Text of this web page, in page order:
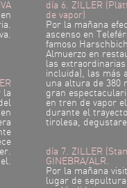
la
día 6. ZILLER
de vapor)
Por la mañana
ascenso en
famoso
Almuerzo en
las
incluida), las más
una altura de 380
gran
en tren de vapor
durante el
tirolesa,
día 7. ZILLER
GINEBRA/ALR.
Por la mañana
lugar de